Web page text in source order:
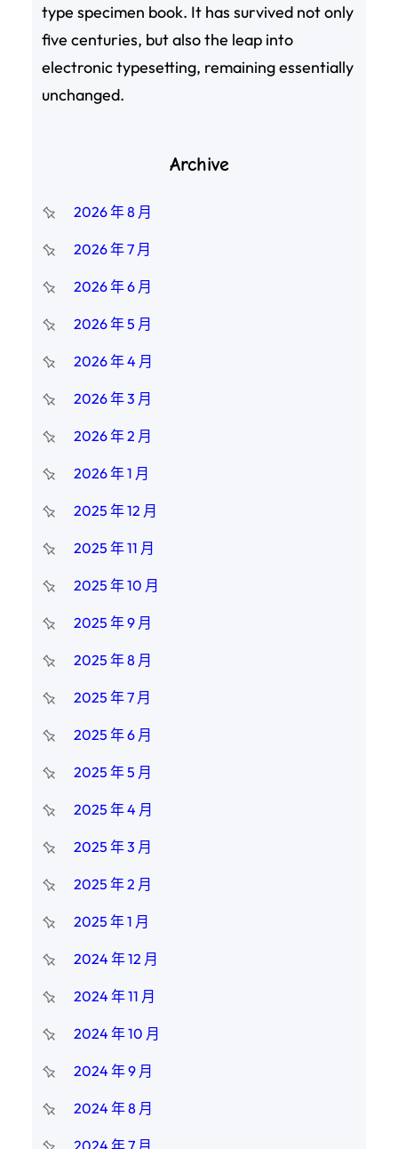
type specimen book. It has survived not only
five centuries, but also the leap into
electronic typesetting, remaining essentially
unchanged.
Archive
2026 年 8 月
2026 年 7 月
2026 年 6 月
2026 年 5 月
2026 年 4 月
2026 年 3 月
2026 年 2 月
2026 年 1 月
2025 年 12 月
2025 年 11 月
2025 年 10 月
2025 年 9 月
2025 年 8 月
2025 年 7 月
2025 年 6 月
2025 年 5 月
2025 年 4 月
2025 年 3 月
2025 年 2 月
2025 年 1 月
2024 年 12 月
2024 年 11 月
2024 年 10 月
2024 年 9 月
2024 年 8 月